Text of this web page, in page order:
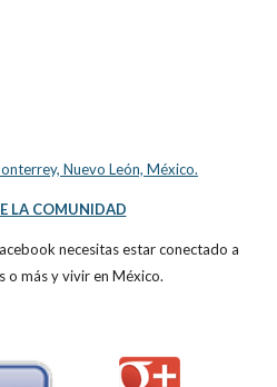
Nuevo León, México.
LA COMUNIDAD
necesitas estar conectado a
o más y vivir en México.